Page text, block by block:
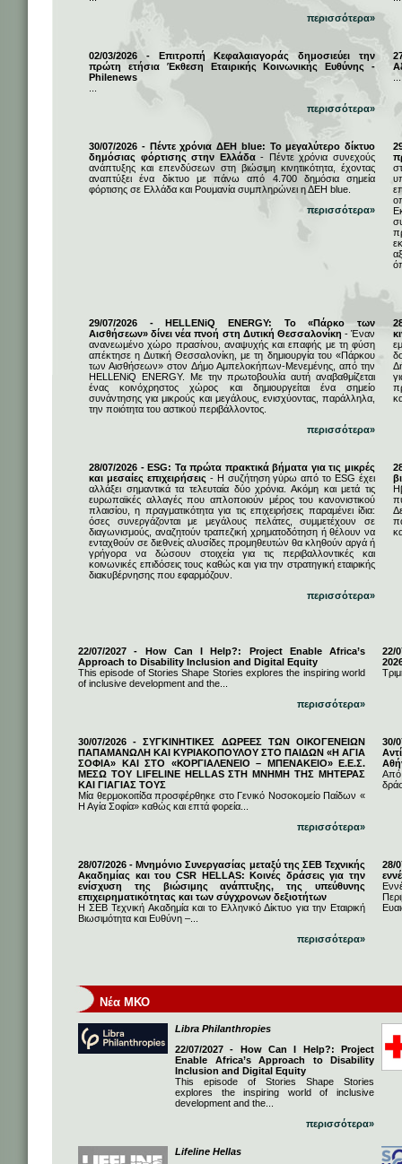
περισσότερα»
02/03/2026 - Επιτροπή Κεφαλαιαγοράς δημοσιεύει την
πρώτη ετήσια Έκθεση Εταιρικής Κοινωνικής Ευθύνης -
Philenews
περισσότερα»
30/07/2026 - Πέντε χρόνια ΔΕΗ blue: Το μεγαλύτερο δίκτυο
δημόσιας φόρτισης στην Ελλάδα- Πέντε χρόνια συνεχούς
ανάπτυξης και επενδύσεων στη βιώσιμη κινητικότητα, έχοντας
αναπτύξει ένα δίκτυο με πάνω από 4.700 δημόσια σημεία
φόρτισης σε Ελλάδα και Ρουμανία συμπληρώνει η ΔΕΗ blue.
περισσότερα»
29/07/2026 - HELLENiQ ENERGY: Το «Πάρκο των
Αισθήσεων» δίνει νέα πνοή στη Δυτική Θεσσαλονίκη - Έναν
ανανεωμένο χώρο πρασίνου, αναψυχής και επαφής με τη φύση
απέκτησε η Δυτική Θεσσαλονίκη, με τη δημιουργία του «Πάρκου
των Αισθήσεων» στον Δήμο Αμπελοκήπων-Μενεμένης, από την
HELLENiQ ENERGY. Με την πρωτοβουλία αυτή αναβαθμίζεται
ένας κοινόχρηστος χώρος και δημιουργείται ένα σημείο
συνάντησης για μικρούς και μεγάλους, ενισχύοντας, παράλληλα,
την ποιότητα του αστικού περιβάλλοντος.
περισσότερα»
28/07/2026 - ESG: Τα πρώτα πρακτικά βήματα για τις μικρές
και μεσαίες επιχειρήσεις - Η συζήτηση γύρω από το ESG έχει
αλλάξει σημαντικά τα τελευταία δύο χρόνια. Ακόμη και μετά τις
ευρωπαϊκές αλλαγές που απλοποιούν μέρος του κανονιστικού
πλαισίου, η πραγματικότητα για τις επιχειρήσεις παραμένει ίδια:
όσες συνεργάζονται με μεγάλους πελάτες, συμμετέχουν σε
διαγωνισμούς, αναζητούν τραπεζική χρηματοδότηση ή θέλουν να
ενταχθούν σε διεθνείς αλυσίδες προμηθευτών θα κληθούν αργά ή
γρήγορα να δώσουν στοιχεία για τις περιβαλλοντικές και
κοινωνικές επιδόσεις τους καθώς και για την στρατηγική εταιρικής
διακυβέρνησης που εφαρμόζουν.
περισσότερα»
22/07/2027 - How Can I Help?: Project Enable Africa’s
Approach to Disability Inclusion and Digital Equity
This episode of Stories Shape Stories explores the inspiring world
of inclusive development and the...
περισσότερα»
22/
30/07/2026 - ΣΥΓΚΙΝΗΤΙΚΕΣ ΔΩΡΕΕΣ ΤΩΝ ΟΙΚΟΓΕΝΕΙΩΝ
ΠΑΠΑΜΑΝΩΛΗ ΚΑΙ ΚΥΡΙΑΚΟΠΟΥΛΟΥ ΣΤΟ ΠΑΙΔΩΝ «Η ΑΓΙΑ
ΣΟΦΙΑ» ΚΑΙ ΣΤΟ «ΚΟΡΓΙΑΛΕΝΕΙΟ – ΜΠΕΝΑΚΕΙΟ» Ε.Ε.Σ.
ΜΕΣΩ ΤΟΥ LIFELINE HELLAS ΣΤΗ ΜΝΗΜΗ ΤΗΣ ΜΗΤΕΡΑΣ
ΚΑΙ ΓΙΑΓΙΑΣ ΤΟΥΣ
Μία θερμοκοιτίδα προσφέρθηκε στο Γενικό Νοσοκομείο Παίδων «
Η Αγία Σοφία» καθώς και επτά φορεία...
περισσότερα»
30/
Από
28/07/2026 - Μνημόνιο Συνεργασίας μεταξύ της ΣΕΒ Τεχνικής
Ακαδημίας και του CSR HELLAS: Κοινές δράσεις για την
ενίσχυση της βιώσιμης ανάπτυξης, της υπεύθυνης
επιχειρηματικότητας και των σύγχρονων δεξιοτήτων
Η ΣΕΒ Τεχνική Ακαδημία και το Ελληνικό Δίκτυο για την Εταιρική
Βιωσιμότητα και Ευθύνη –...
περισσότερα»
28/
Νέα ΜΚΟ
Libra Philanthropies
22/07/2027 - How Can I Help?: Project
Enable Africa’s Approach to Disability
Inclusion and Digital Equity
This episode of Stories Shape Stories
explores the inspiring world of inclusive
development and the...
περισσότερα»
Lifeline Hellas